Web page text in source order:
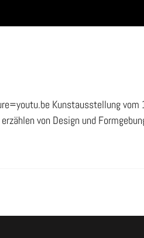
Kunstausstellung vom
von Design und